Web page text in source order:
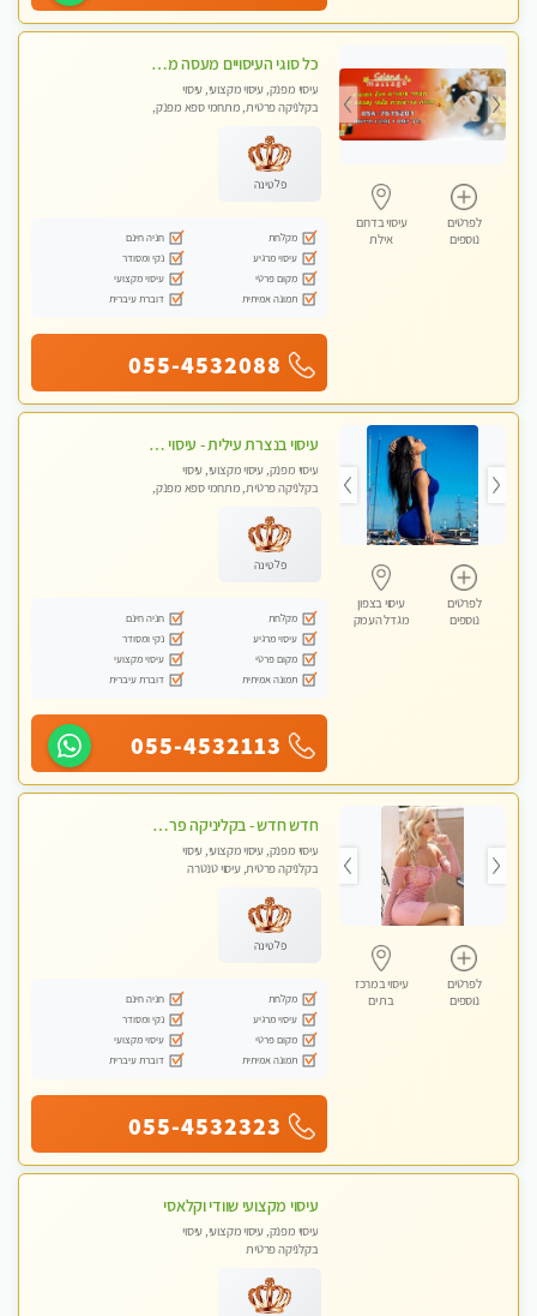
לפרטים
נוספים
עיסוי בדרום
אילת
כל סוגי העיסויים מעסה מקצועית ואיכותית פרטי! -Selena Spa and Massage
עיסוי מפנק, עיסוי מקצועי, עיסוי
בקלניקה פרטית, מתחמי ספא מפנק,
פלטינה
מקלחת
חניה חינם
עיסוי מרגיע
נקי ומסודר
מקום פרטי
עיסוי מקצועי
תמונה אמיתית
דוברת עיברית
055-4532088
לפרטים
נוספים
עיסוי בצפון
מגדל העמק
עיסוי בנצרת עילית - עיסוי מפנק ומקצועי ומרגיע ושקט במקום מדהים עיסוי מושקע מאוד
עיסוי מפנק, עיסוי מקצועי, עיסוי
בקלניקה פרטית, מתחמי ספא מפנק,
פלטינה
מקלחת
חניה חינם
עיסוי מרגיע
נקי ומסודר
מקום פרטי
עיסוי מקצועי
תמונה אמיתית
דוברת עיברית
055-4532113
לפרטים
נוספים
עיסוי במרכז
בת ים
חדש חדש - בקליניקה פרטית בבת ים עיסוי לחידוש אנרגיות עיסוי מקצועי מומלץ מאוד ללא מין !!
עיסוי מפנק, עיסוי מקצועי, עיסוי
בקלניקה פרטית, עיסוי טנטרה
פלטינה
מקלחת
חניה חינם
עיסוי מרגיע
נקי ומסודר
מקום פרטי
עיסוי מקצועי
תמונה אמיתית
דוברת עיברית
055-4532323
עיסוי מקצועי שוודי וקלאסי
עיסוי מפנק, עיסוי מקצועי, עיסוי
בקלניקה פרטית